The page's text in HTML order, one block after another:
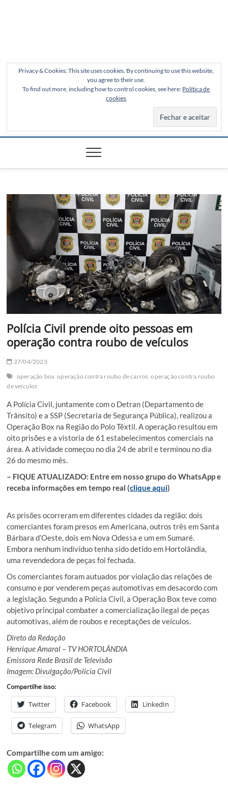
Privacy & Cookies: This site uses cookies. By continuing to use this website,
you agree to their use.
To find out more, including how to control cookies, see here: Política de
cookies
Polícia Civil prende oito pessoas em
operação contra roubo de veículos
27/04/2023
operação box operação contra roubo de carros operação contra roubo
de veículos
A Polícia Civil, juntamente com o Detran (Departamento de
Trânsito) e a SSP (Secretaria de Segurança Pública), realizou a
Operação Box na Região do Polo Têxtil. A operação resultou em
oito prisões e a vistoria de 61 estabelecimentos comerciais na
área. A atividade começou no dia 24 de abril e terminou no dia
26 do mesmo mês.
– FIQUE ATUALIZADO: Entre em nosso grupo do WhatsApp e
receba informações em tempo real (clique aqui)
As prisões ocorreram em diferentes cidades da região: dois
comerciantes foram presos em Americana, outros três em Santa
Bárbara d’Oeste, dois em Nova Odessa e um em Sumaré.
Embora nenhum indivíduo tenha sido detido em Hortolândia,
uma revendedora de peças foi fechada.
Os comerciantes foram autuados por violação das relações de
consumo e por venderem peças automotivas em desacordo com
a legislação. Segundo a Polícia Civil, a Operação Box teve como
objetivo principal combater a comercialização ilegal de peças
automotivas, além de roubos e receptações de veículos.
Direto da Redação
Henrique Amaral – TV HORTOLÂNDIA
Emissora Rede Brasil de Televisão
Imagem: Divulgação/Polícia Civil
Compartilhe isso:
Twitter Facebook LinkedIn
Telegram WhatsApp
Compartilhe com um amigo: